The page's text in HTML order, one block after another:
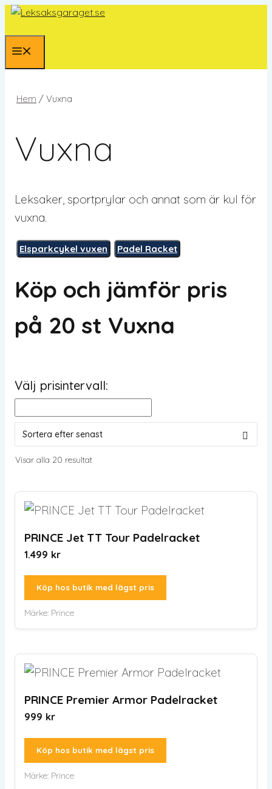
Hoppa
till
innehåll
Hem / Vuxna
Vuxna
Leksaker, sportprylar och annat som är kul för
vuxna.
Elsparkcykel vuxen Padel Racket
Köp och jämför pris
på 20 st Vuxna
Välj prisintervall:
Visar alla 20 resultatSortera
PRINCE Jet TT Tour Padelracket
1.499 kr
Köp hos butik med lägst pris
Märke: Prince
PRINCE Premier Armor Padelracket
999 kr
Köp hos butik med lägst pris
Märke: Prince